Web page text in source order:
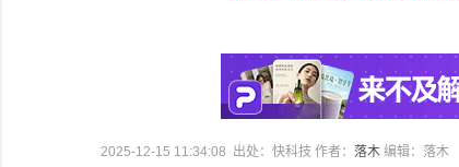
2025-12-15 11:34:08 出处：快科技 作者： 落木 编辑：落木